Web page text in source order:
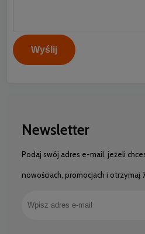
Wyślij
Newsletter
Podaj swój adres e-mail, jeżeli
nowościach, promocjach i otrzymaj